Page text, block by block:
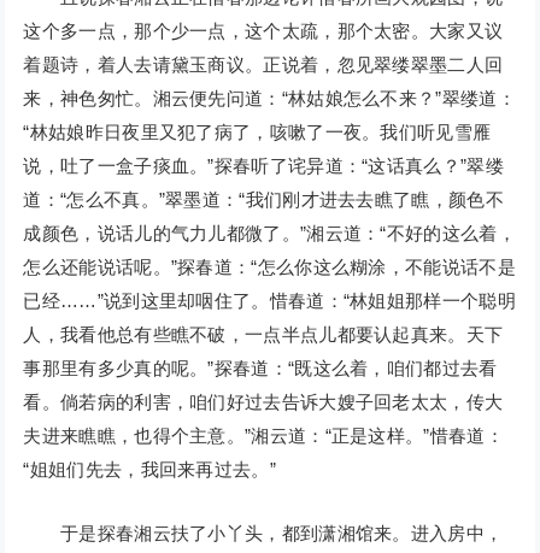
这个多一点，那个少一点，这个太疏，那个太密。大家又议
着题诗，着人去请黛玉商议。正说着，忽见翠缕翠墨二人回
来，神色匆忙。湘云便先问道：“林姑娘怎么不来？”翠缕道：
“林姑娘昨日夜里又犯了病了，咳嗽了一夜。我们听见雪雁
说，吐了一盒子痰血。”探春听了诧异道：“这话真么？”翠缕
道：“怎么不真。”翠墨道：“我们刚才进去去瞧了瞧，颜色不
成颜色，说话儿的气力儿都微了。”湘云道：“不好的这么着，
怎么还能说话呢。”探春道：“怎么你这么糊涂，不能说话不是
已经……”说到这里却咽住了。惜春道：“林姐姐那样一个聪明
人，我看他总有些瞧不破，一点半点儿都要认起真来。天下
事那里有多少真的呢。”探春道：“既这么着，咱们都过去看
看。倘若病的利害，咱们好过去告诉大嫂子回老太太，传大
夫进来瞧瞧，也得个主意。”湘云道：“正是这样。”惜春道：
“姐姐们先去，我回来再过去。”
于是探春湘云扶了小丫头，都到潇湘馆来。进入房中，